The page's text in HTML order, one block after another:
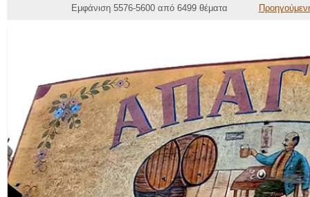
Εμφάνιση 5576-5600 από 6499 θέματα